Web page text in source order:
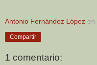
Antonio Fernández López en
Compartir
1 comentario: